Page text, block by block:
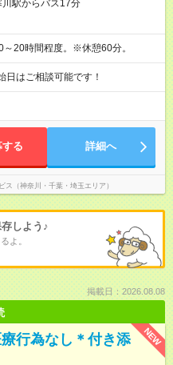
川駅からバス17分
20時間程度。※休憩60分。
はご相談可能です！
する 詳細へ
ス（神奈川・千葉・埼玉エリア）
しよう♪
よ。
掲載日：2026.08.08
NEW
行為なし＊付き添